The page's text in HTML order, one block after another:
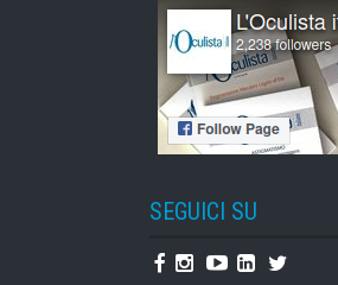
SEGUICI SU
Facebook
Instagram
YoutubeLinkedin
Twitter